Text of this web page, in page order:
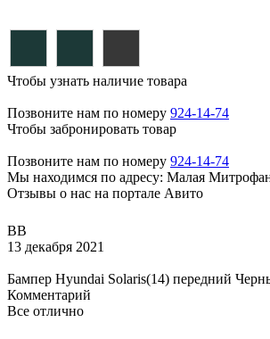
Чтобы узнать наличие товара
Позвоните нам по номеру 924-14-74
Чтобы забронировать товар
Позвоните нам по номеру 924-14-74
Мы находимся по адресу: Малая
Отзывы о нас на портале Авито
ВВ
13 декабря 2021
Бампер Hyundai Solaris(14) передний
Комментарий
Все отлично